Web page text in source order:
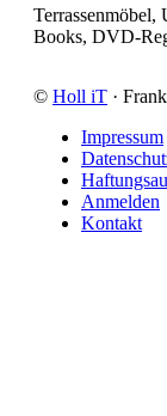
Terrassenmöbel,
Books, DVD-
© Holl iT ·
Impressum
Anmelden
Kontakt